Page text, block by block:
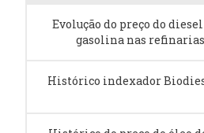
Evolução do preço do diesel
gasolina nas refinarias
Histórico indexador